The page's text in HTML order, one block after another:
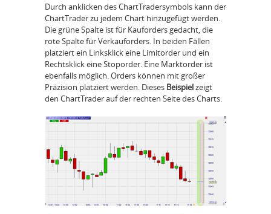
Durch anklicken des ChartTradersymbols kann der
ChartTrader zu jedem Chart hinzugefügt werden.
Die grüne Spalte ist für Kauforders gedacht, die
rote Spalte für Verkauforders. In beiden Fällen
platziert ein Linksklick eine Limitorder und ein
Rechtsklick eine Stoporder. Eine Marktorder ist
ebenfalls möglich. Orders können mit großer
Präzision platziert werden. Dieses Beispielzeigt
den ChartTrader auf der rechten Seite des Charts.